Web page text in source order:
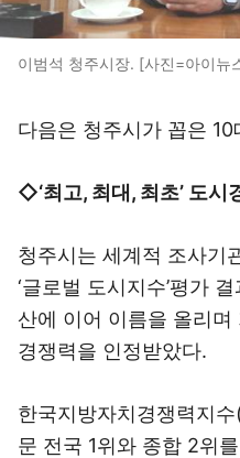
이범석 청주시장. [사진=아이뉴
다음은 청주시가 꼽은 10
◇‘최고, 최대, 최초’ 도시
청주시는 세계적 조사기
‘글로벌 도시지수’평가
산에 이어 이름을 올리며
경쟁력을 인정받았다.
한국지방자치경쟁력지
문 전국 1위와 종합 2위